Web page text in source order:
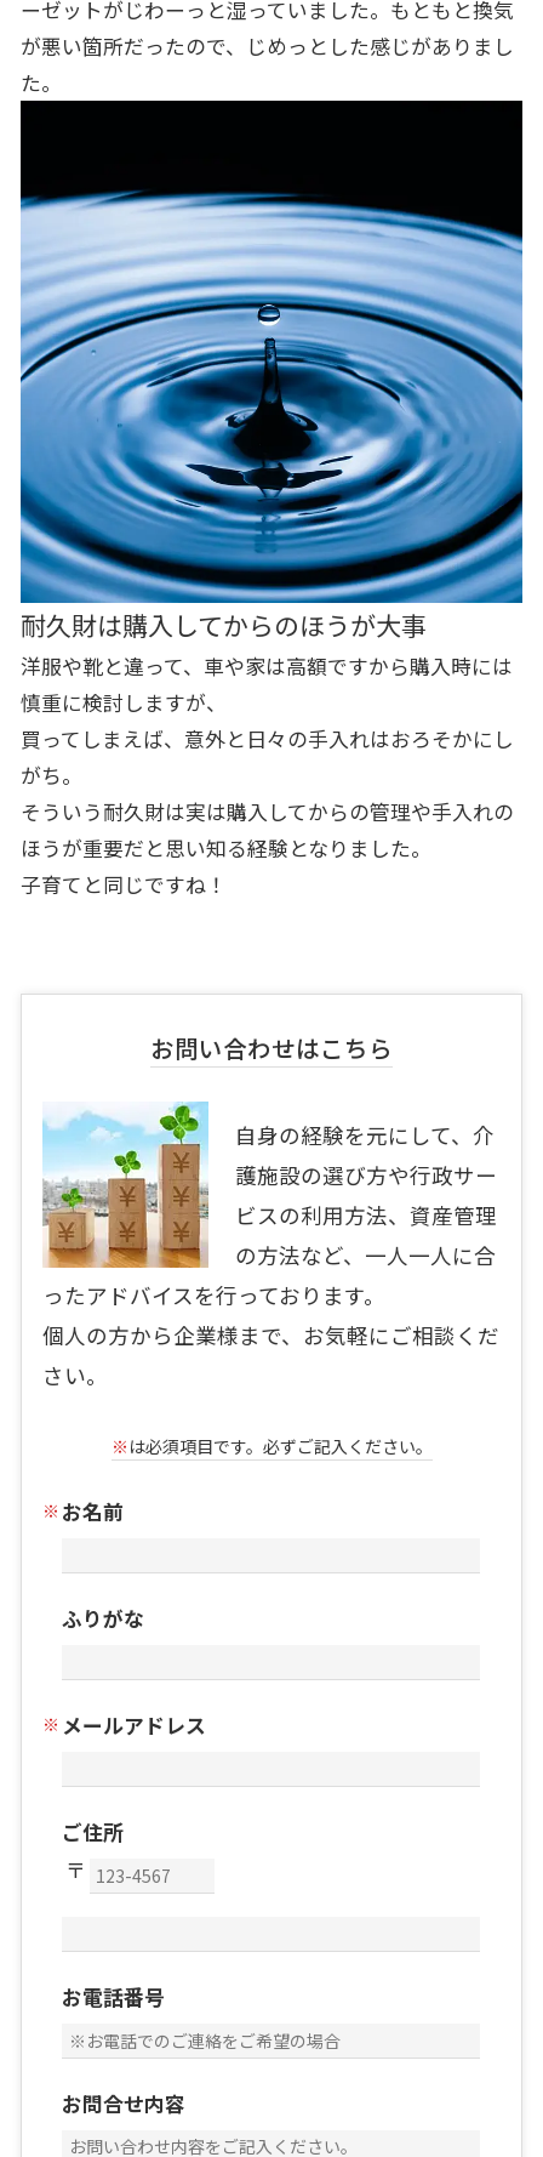
ーゼットがじわーっと湿っていました。もともと換気
が悪い箇所だったので、じめっとした感じがありまし
た。
耐久財は購入してからのほうが大事
洋服や靴と違って、車や家は高額ですから購入時には
慎重に検討しますが、
買ってしまえば、意外と日々の手入れはおろそかにし
がち。
そういう耐久財は実は購入してからの管理や手入れの
ほうが重要だと思い知る経験となりました。
子育てと同じですね！
お問い合わせはこちら
自身の経験を元にして、介
護施設の選び方や行政サー
ビスの利用方法、資産管理
の方法など、一人一人に合
ったアドバイスを行っております。
個人の方から企業様まで、お気軽にご相談くだ
さい。
※ は必須項目です。必ずご記入ください。
お名前
ふりがな
メールアドレス
ご住所
お電話番号
お問合せ内容